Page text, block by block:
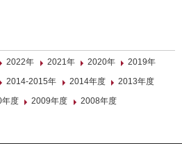
2022年 2021年 2020年
2019年
2014-2015年 2014年度
2013年度
度 2009年度 2008年度